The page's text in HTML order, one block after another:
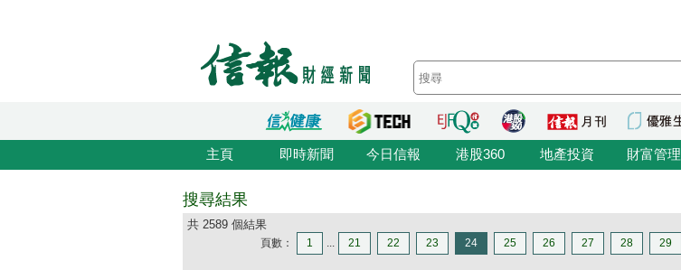
主頁 即時新聞 今日信報 港股360 地產投資 財富管理
搜尋結果
共 2589 個結果
頁數： 1 ... 21 22 23 24 25 26 27 28 29